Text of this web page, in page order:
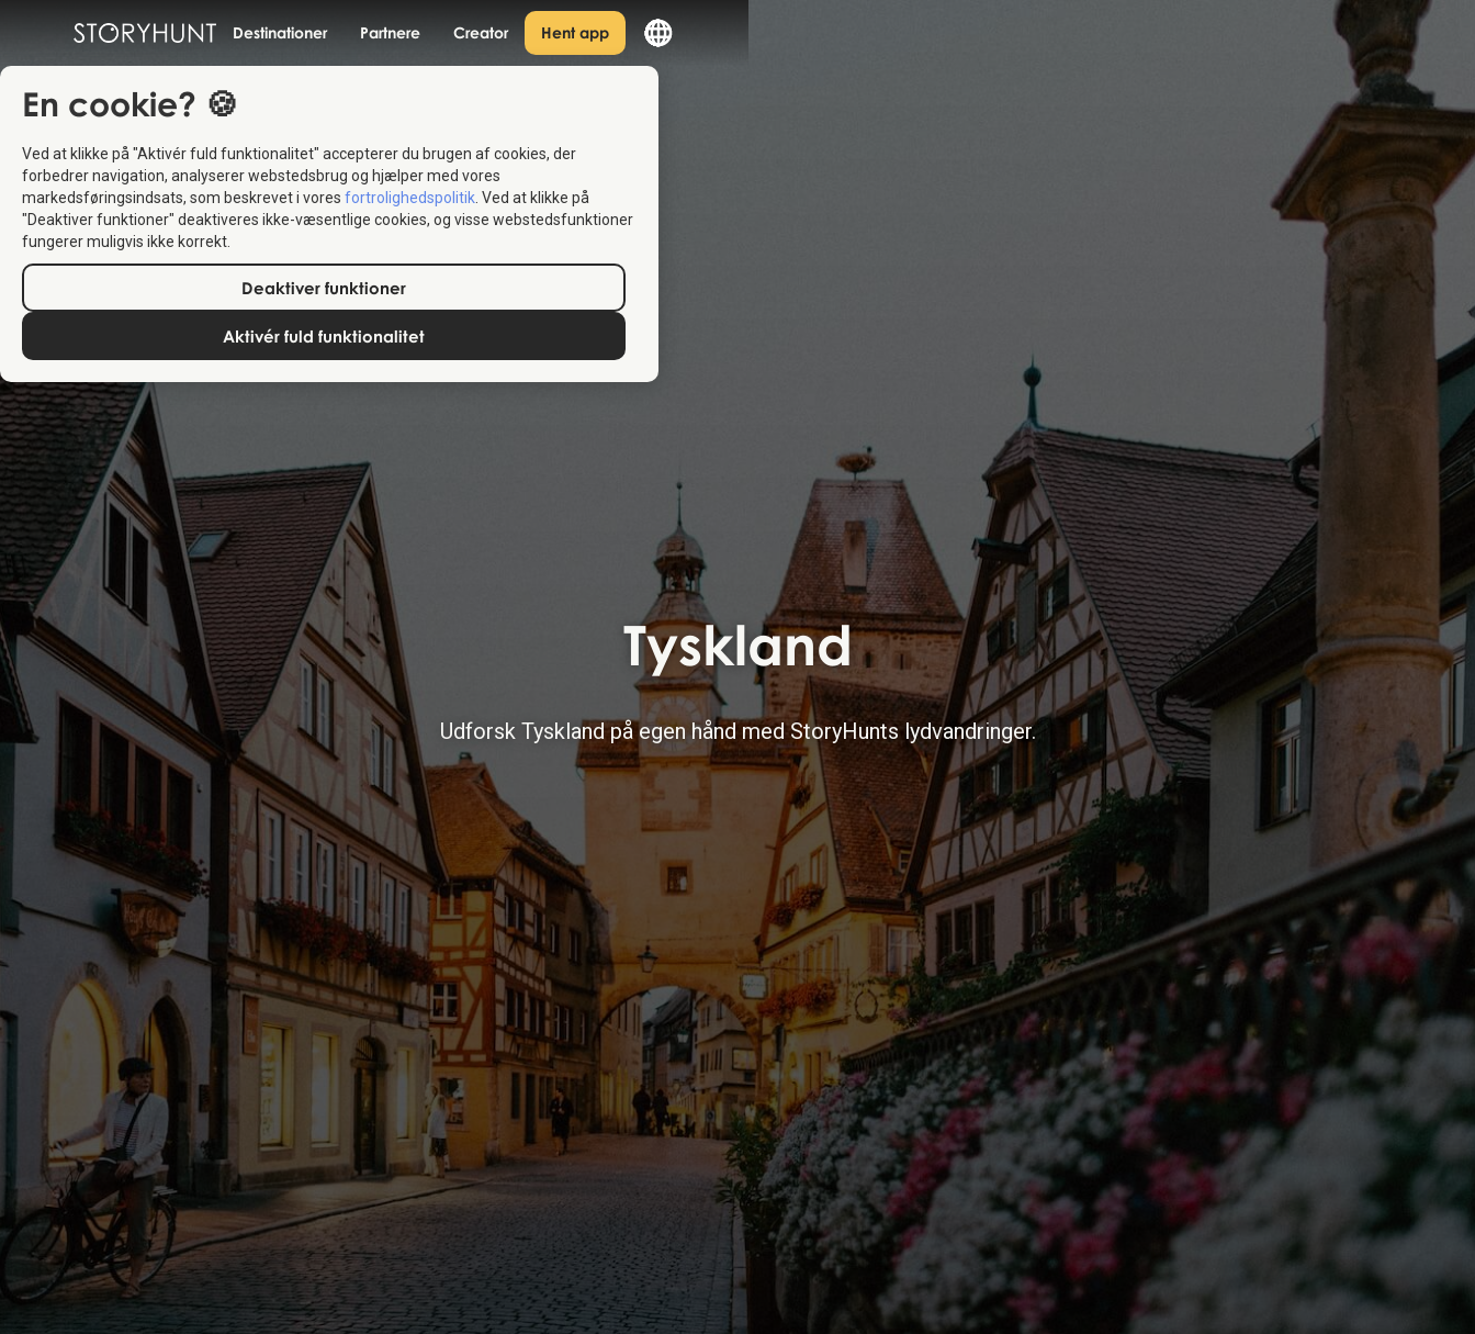
Destinationer Partnere Creator Hent app
En cookie? 🍪
Ved at klikke på "Aktivér fuld funktionalitet" accepterer du brugen af cookies, der
forbedrer navigation, analyserer webstedsbrug og hjælper med vores
markedsføringsindsats, som beskrevet i vores fortrolighedspolitik . Ved at klikke på
"Deaktiver funktioner" deaktiveres ikke-væsentlige cookies, og visse webstedsfunktioner
fungerer muligvis ikke korrekt.
Deaktiver funktioner
Aktivér fuld funktionalitet
Tyskland
Udforsk Tyskland på egen hånd med StoryHunts lydvandringer.